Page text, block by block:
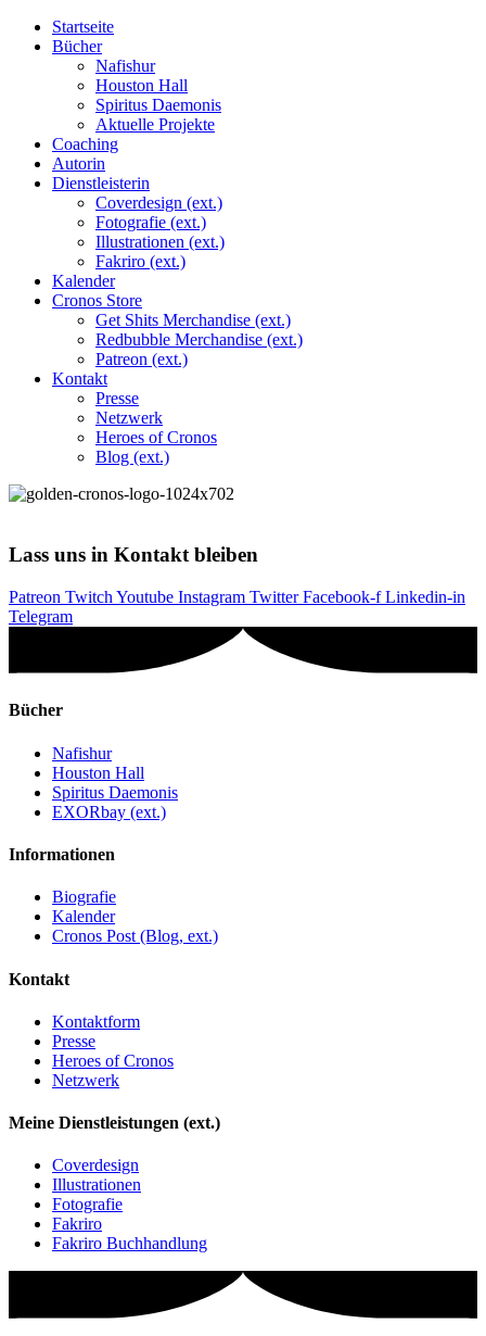
Startseite
Bücher
Nafishur
Houston Hall
Spiritus Daemonis
Aktuelle Projekte
Coaching
Autorin
Dienstleisterin
Coverdesign (ext.)
Fotografie (ext.)
Illustrationen (ext.)
Fakriro (ext.)
Kalender
Cronos Store
Get Shits Merchandise (ext.)
Redbubble Merchandise (ext.)
Patreon (ext.)
Kontakt
Presse
Netzwerk
Heroes of Cronos
Blog (ext.)
Lass uns in Kontakt bleiben
Patreon Twitch Youtube Instagram Twitter Facebook-f Linkedin-in
Telegram
Bücher
Nafishur
Houston Hall
Spiritus Daemonis
EXORbay (ext.)
Informationen
Biografie
Kalender
Cronos Post (Blog, ext.)
Kontakt
Kontaktform
Presse
Heroes of Cronos
Netzwerk
Meine Dienstleistungen (ext.)
Coverdesign
Illustrationen
Fotografie
Fakriro
Fakriro Buchhandlung